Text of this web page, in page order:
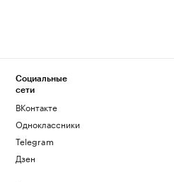
Социальные
сети
ВКонтакте
Одноклассники
Telegram
Дзен